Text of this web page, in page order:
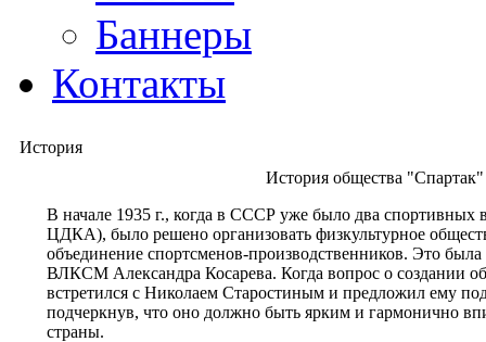
Баннеры
Контакты
История
История общества "Спартак"
В начале 1935 г., когда в СССР уже было два спортивных
ЦДКА), было решено организовать физкультурное
объединение спортсменов-производственников. Это
ВЛКСМ Александра Косарева. Когда вопрос о создании
встретился с Николаем Старостиным и предложил ему
подчеркнув, что оно должно быть ярким и гармонично
страны.